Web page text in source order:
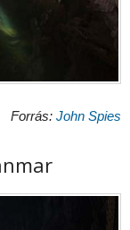
Forrás: John Spies